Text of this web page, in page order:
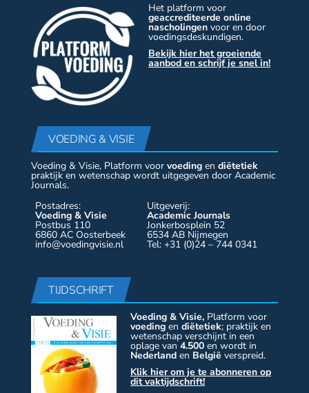
Het platform voor
geaccrediteerde online
nascholingen voor en door
voedingsdeskundigen.
Bekijk hier het groeiende
aanbod en schrijf je snel in!
VOEDING & VISIE
Voeding & Visie, Platform voor voeding en diëtetiek
praktijk en wetenschap wordt uitgegeven door Academic
Journals.
Postadres:
Voeding & Visie
Postbus 110
6860 AC Oosterbeek
info@voedingvisie.nl
Uitgeverij:
Academic Journals
Jonkerbosplein 52
6534 AB Nijmegen
Tel: +31 (0)24 – 744 0341
TIJDSCHRIFT
Voeding & Visie, Platform voor
voeding en diëtetiek; praktijk en
wetenschap verschijnt in een
oplage van 4.500 en wordt in
Nederland en België verspreid.
Klik hier om je te abonneren op
dit vaktijdschrift!